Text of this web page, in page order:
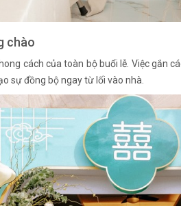
chào
cách của toàn bộ buổi lễ. Việc gắn
sự đồng bộ ngay từ lối vào nhà.